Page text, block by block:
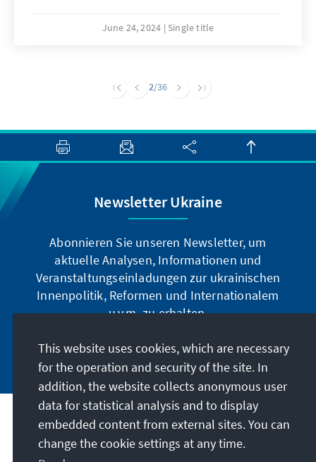
graduates who have acquired a university
four semesters at a university in Germany.
June 24, 2024 Single title
2/36
Newsletter Ukraine
Abonnieren Sie unseren Newsletter, um
aktuelle Analysen, Informationen und
Veranstaltungseinladungen zur ukrainischen
Innenpolitik, Reformen und Internationalem
u.v.m. zu erhalten.
Jetzt abonnieren
Address
This website uses cookies, which are necessary
for the operation and security of the site. In
addition, the website collects anonymous user
data for statistical analysis and to display
embedded content from external sites. You can
change the cookie settings at any time.